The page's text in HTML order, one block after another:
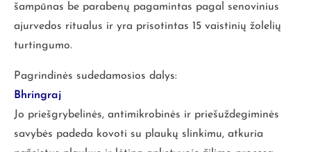
šampūnas be parabenų pagamintas pagal senovinius
ajurvedos ritualus ir yra prisotintas 15 vaistinių žolelių
turtingumo.
Pagrindinės sudedamosios dalys:
Bhringraj
Jo priešgrybelinės, antimikrobinės ir priešuždegiminės
savybės padeda kovoti su plaukų slinkimu, atkuria